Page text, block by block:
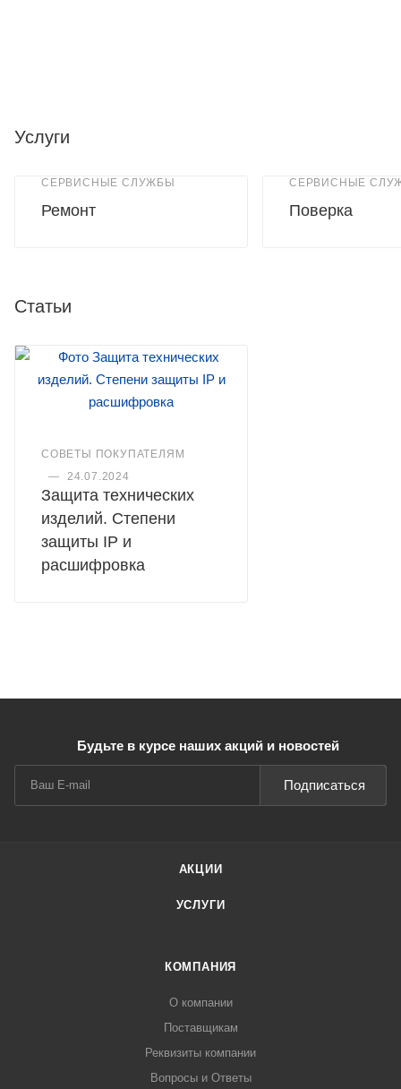
Услуги
СЕРВИСНЫЕ СЛУЖБЫ
Ремонт
СЕРВИСНЫЕ
Поверка
Статьи
СОВЕТЫ ПОКУПАТЕЛЯМ
—
24.07.2024
Защита технических
изделий. Степени
защиты IP и
расшифровка
Будьте в курсе наших акций и новостей
Подписаться
АКЦИИ
УСЛУГИ
КОМПАНИЯ
О компании
Поставщикам
Реквизиты компании
Вопросы и Ответы